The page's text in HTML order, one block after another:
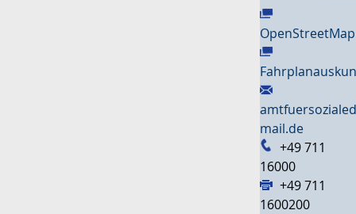
OpenStreetMap
mail.de
+49 711
16000
+49 711
1600200